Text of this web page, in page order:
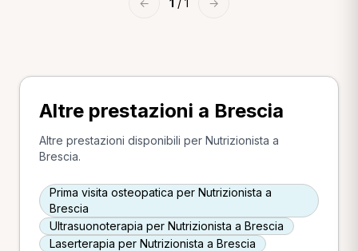
← 1 / 1 →
Altre prestazioni a Brescia
Altre prestazioni disponibili per Nutrizionista a
Brescia.
Prima visita osteopatica per Nutrizionista a
Brescia
Ultrasuonoterapia per Nutrizionista a Brescia
Laserterapia per Nutrizionista a Brescia